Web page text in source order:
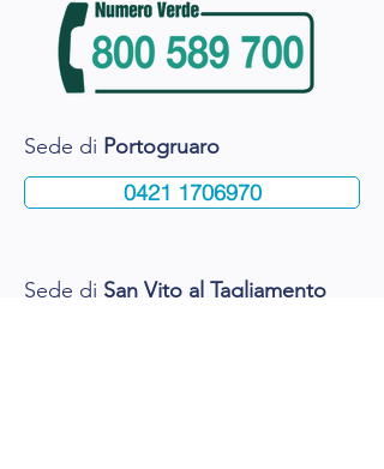
Sede di Portogruaro
0421 1706970
Sede di San Vito al Tagliamento